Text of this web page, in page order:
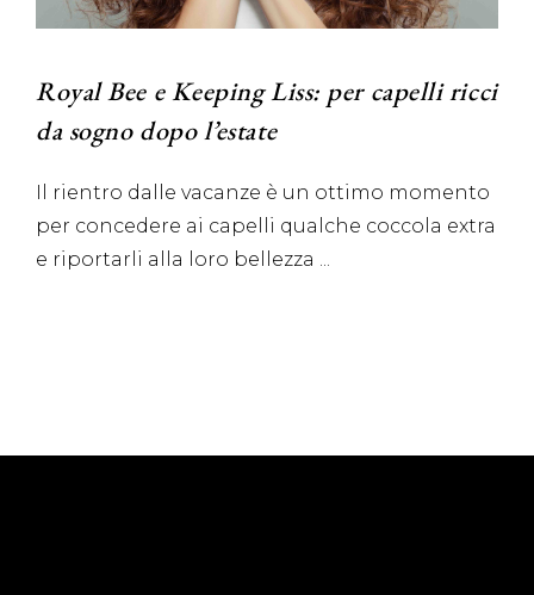
Royal Bee e Keeping Liss: per capelli ricci
da sogno dopo l’estate
Il rientro dalle vacanze è un ottimo momento
per concedere ai capelli qualche coccola extra
e riportarli alla loro bellezza